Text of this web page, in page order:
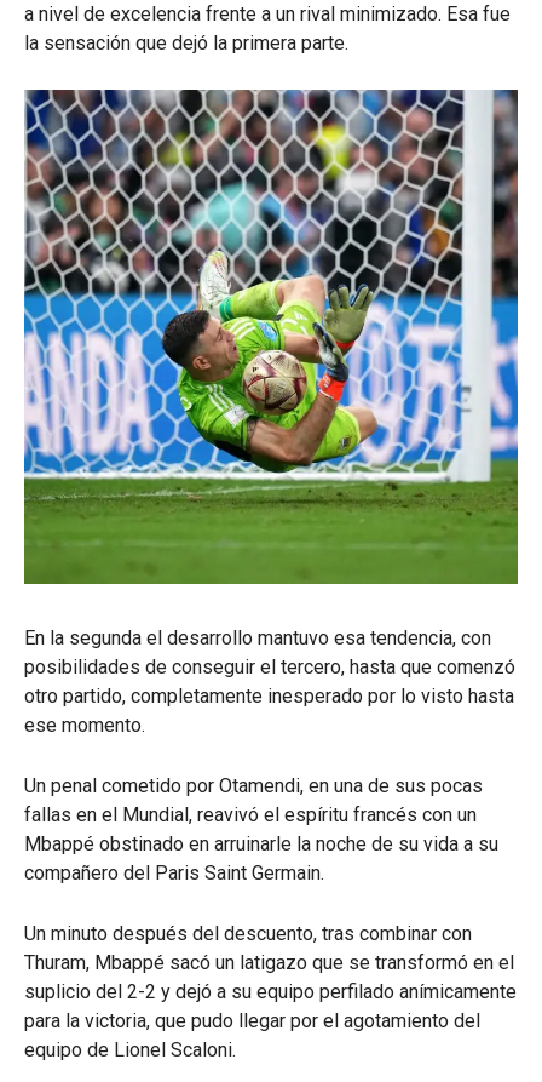
a nivel de excelencia frente a un rival minimizado. Esa fue
la sensación que dejó la primera parte.
En la segunda el desarrollo mantuvo esa tendencia, con
posibilidades de conseguir el tercero, hasta que comenzó
otro partido, completamente inesperado por lo visto hasta
ese momento.
Un penal cometido por Otamendi, en una de sus pocas
fallas en el Mundial, reavivó el espíritu francés con un
Mbappé obstinado en arruinarle la noche de su vida a su
compañero del Paris Saint Germain.
Un minuto después del descuento, tras combinar con
Thuram, Mbappé sacó un latigazo que se transformó en el
suplicio del 2-2 y dejó a su equipo perfilado anímicamente
para la victoria, que pudo llegar por el agotamiento del
equipo de Lionel Scaloni.